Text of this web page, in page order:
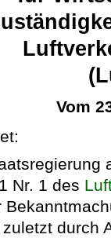
Vom
Nr. 1 des
durch